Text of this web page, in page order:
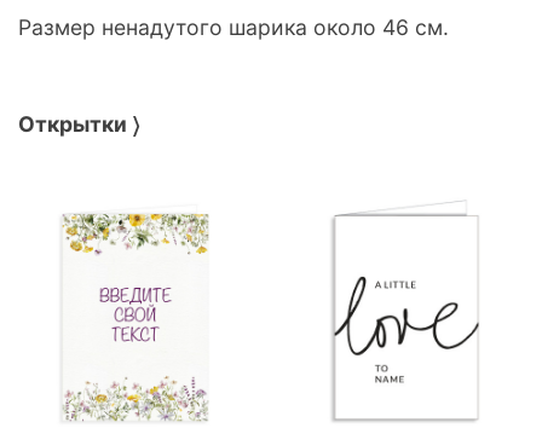
Размер ненадутого шарика около 46 см.
Открытки 〉